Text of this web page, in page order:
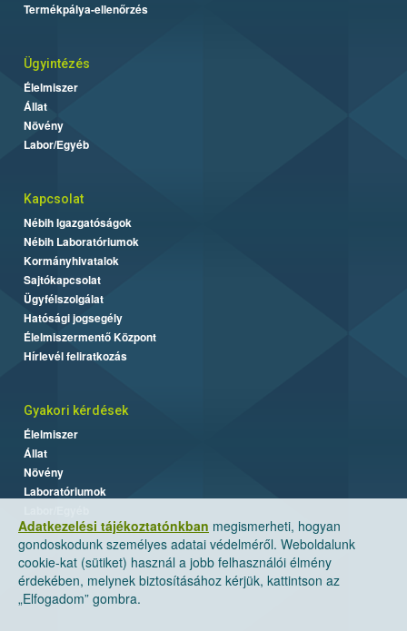
Adatkezelési tájékoztatónkban megismerheti, hogyan
gondoskodunk személyes adatai védelméről. Weboldalunk
cookie-kat (sütiket) használ a jobb felhasználói élmény
érdekében, melynek biztosításához kérjük, kattintson az
„Elfogadom” gombra.
Termékpálya-ellenőrzés
Ügyintézés
Élelmiszer
Állat
Növény
Labor/Egyéb
Kapcsolat
Nébih Igazgatóságok
Nébih Laboratóriumok
Kormányhivatalok
Sajtókapcsolat
Ügyfélszolgálat
Hatósági jogsegély
Élelmiszermentő Központ
Hírlevél feliratkozás
Gyakori kérdések
Élelmiszer
Állat
Növény
Laboratóriumok